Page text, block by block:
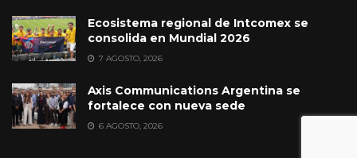
Ecosistema regional de Intcomex se
consolida en Mundial 2026
7 AGOSTO, 2026
Axis Communications Argentina se
fortalece con nueva sede
6 AGOSTO, 2026